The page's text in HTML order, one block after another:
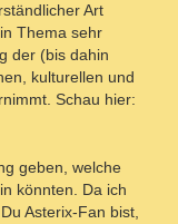
Art
Thema sehr
der (bis dahin
kulturellen und
Schau hier:
geben, welche
könnten. Da ich
Asterix-Fan bist,